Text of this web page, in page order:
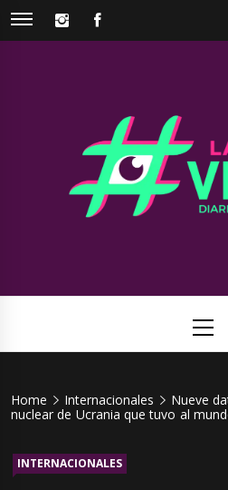
Skip
INSTAGRAM
Menu
Home Internacionales
Nueve
nuclear de Ucrania que tuvo al
INTERNACIONALES